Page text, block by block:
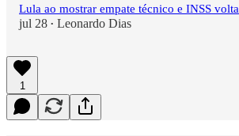
Lula ao mostrar empate técnico e INSS volta
jul 28 • Leonardo Dias
1